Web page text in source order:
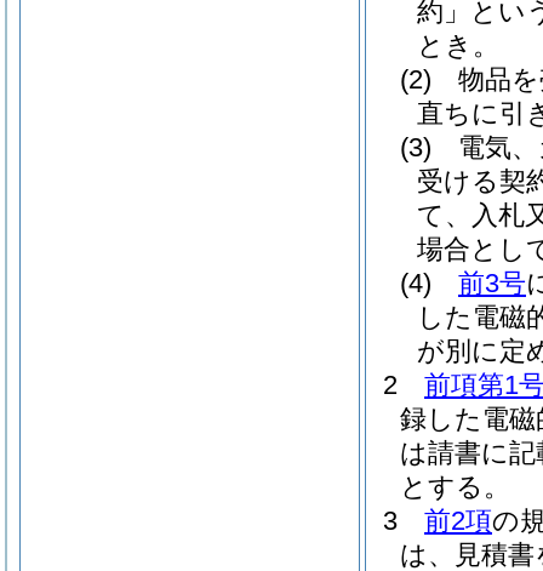
約」とい
とき。
(2)
物品
直ちに引
(3)
電気
受ける契
て、入札
場合とし
(4)
前3号
した電磁
が別に定
2
前項第1
録した電
は請書に
とする。
3
前2項の
は、見積